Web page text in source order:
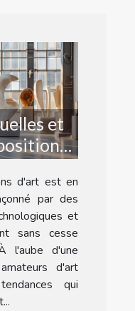
et
d'art est en
par des
et
sans cesse
l'aube d'une
d'art
qui